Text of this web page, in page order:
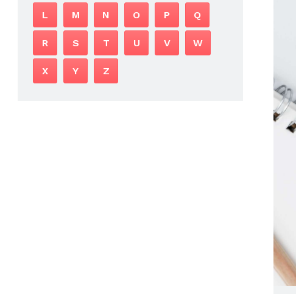
L M N O P Q
R S T U V W
X Y Z